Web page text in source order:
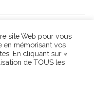
site Web pour vous
en mémorisant vos
En cliquant sur «
de TOUS les